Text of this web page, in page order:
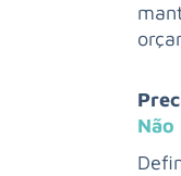
Não